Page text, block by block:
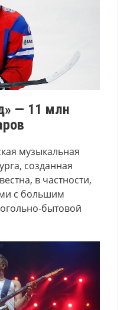
— 11 млн
музыкальная
созданная
в частности,
с большим
бытовой